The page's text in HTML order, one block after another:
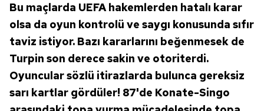
Bu maçlarda UEFA hakemlerden hatalı karar
olsa da oyun kontrolü ve saygı konusunda sıfır
taviz istiyor. Bazı kararlarını beğenmesek de
Turpin son derece sakin ve otoriterdi.
Oyuncular sözlü itirazlarda bulunca gereksiz
sarı kartlar gördüler! 87'de Konate-Singo